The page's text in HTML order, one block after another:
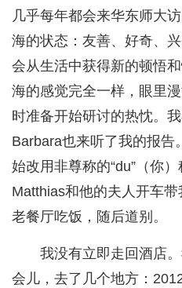
几乎每年都会来华东师大
海的状态：友善、好奇、
会从生活中获得新的顿悟
海的感觉完全一样，眼里
时准备开始研讨的热忱。
Barbara也来听了我的报告
始改用非尊称的“du”（你
Matthias和他的夫人开车
老餐厅吃饭，随后道别。
我没有立即走回酒店
会儿，去了几个地方：